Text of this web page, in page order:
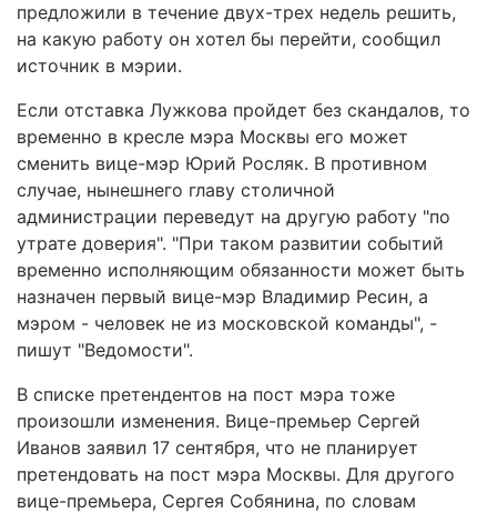
предложили в течение двух-трех недель решить,
на какую работу он хотел бы перейти, сообщил
источник в мэрии.
Если отставка Лужкова пройдет без скандалов, то
временно в кресле мэра Москвы его может
сменить вице-мэр Юрий Росляк. В противном
случае, нынешнего главу столичной
администрации переведут на другую работу "по
утрате доверия". "При таком развитии событий
временно исполняющим обязанности может быть
назначен первый вице-мэр Владимир Ресин, а
мэром - человек не из московской команды", -
пишут "Ведомости".
В списке претендентов на пост мэра тоже
произошли изменения. Вице-премьер Сергей
Иванов заявил 17 сентября, что не планирует
претендовать на пост мэра Москвы. Для другого
вице-премьера, Сергея Собянина, по словам